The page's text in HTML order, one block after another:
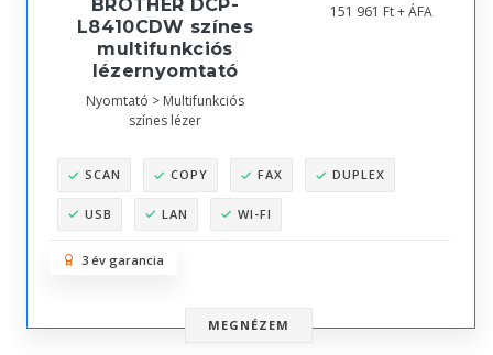
BROTHER DCP-
L8410CDW színes
multifunkciós
lézernyomtató
Nyomtató > Multifunkciós
színes lézer
151 961 Ft + ÁFA
SCAN COPY FAX DUPLEX
USB LAN WI-FI
3 év garancia
MEGNÉZEM